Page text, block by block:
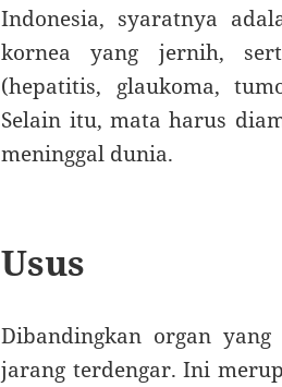
Indonesia, syaratnya
kornea yang jernih,
(hepatitis, glaukoma,
Selain itu, mata harus
meninggal dunia.
Usus
Dibandingkan organ
jarang terdengar. Ini